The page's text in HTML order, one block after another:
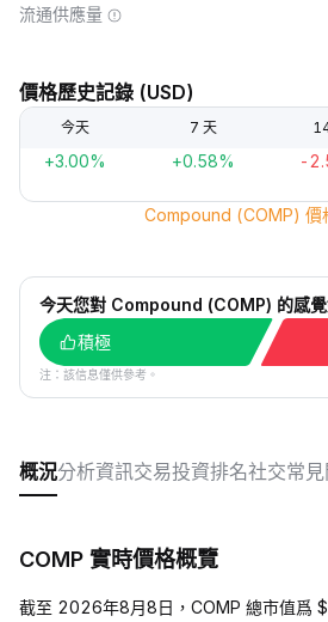
流通供應量
價格歷史記錄 (USD)
今天 7 天
+3.00% +0.58% -
Compound (COMP) 價
今天您對 Compound (COMP) 的感覺
積極
注：該信息僅供參考。
概況分析資訊交易投資排名社交常
COMP 實時價格概覽
截至 2026年8月8日，COMP 總市值爲